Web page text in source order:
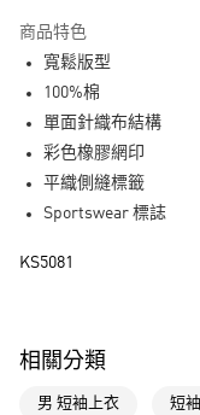
LINE Pay
每筆NT$80，滿
每筆NT$80，滿
萊爾富取貨付款
商品特色
寬鬆版型
100%棉
單面針織布結構
彩色橡膠網印
平織側縫標籤
Sportswear 標誌
KS5081
相關分類
男 短袖上衣 短